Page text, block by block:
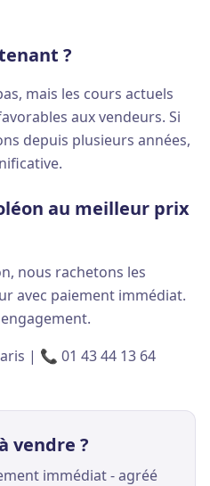
?
mais les cours actuels
aux vendeurs. Si
depuis plusieurs années,
au meilleur prix
nous rachetons les
avec paiement immédiat.
| 📞 01 43 44 13 64
vendre ?
immédiat - agréé